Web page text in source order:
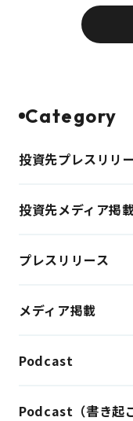
Category
投資先プレスリリ
投資先メディア掲
プレスリリース
メディア掲載
Podcast
Podcast（書き起